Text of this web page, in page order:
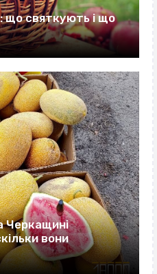
що святкують і що
Черкащині
вони